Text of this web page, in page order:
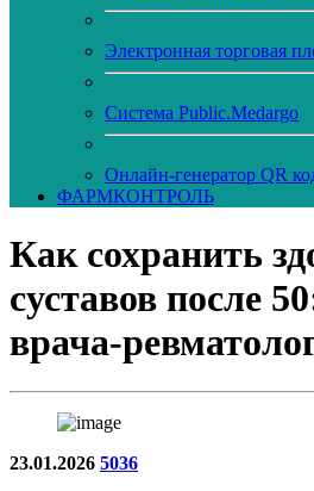
Электронная торговая
Система Public.Medargo
Онлайн-генератор QR
ФАРМКОНТРОЛЬ
Как сохранить
суставов после
врача-
23.01.2026 5036